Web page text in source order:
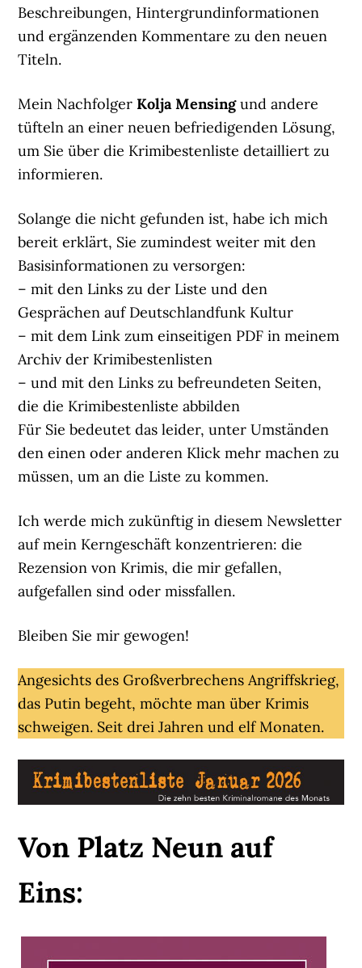
Beschreibungen, Hintergrundinformationen
und ergänzenden Kommentare zu den neuen
Titeln.
Mein NachfolgerKolja Mensingund andere
tüfteln an einer neuen befriedigenden Lösung,
um Sie über die Krimibestenliste detailliert zu
informieren.
Solange die nicht gefunden ist, habe ich mich
bereit erklärt, Sie zumindest weiter mit den
Basisinformationen zu versorgen:
– mit den Links zu der Liste und den
Gesprächen auf Deutschlandfunk Kultur
– mit dem Link zum einseitigen PDF in meinem
Archiv der Krimibestenlisten
– und mit den Links zu befreundeten Seiten,
die die Krimibestenliste abbilden
Für Sie bedeutet das leider, unter Umständen
den einen oder anderen Klick mehr machen zu
müssen, um an die Liste zu kommen.
Ich werde mich zukünftig in diesem Newsletter
auf mein Kerngeschäft konzentrieren: die
Rezension von Krimis, die mir gefallen,
aufgefallen sind oder missfallen.
Bleiben Sie mir gewogen!
Angesichts des Großverbrechens Angriffskrieg,
das Putin begeht, möchte man über Krimis
schweigen. Seit drei Jahren und elf Monaten.
Von Platz Neun auf
Eins: